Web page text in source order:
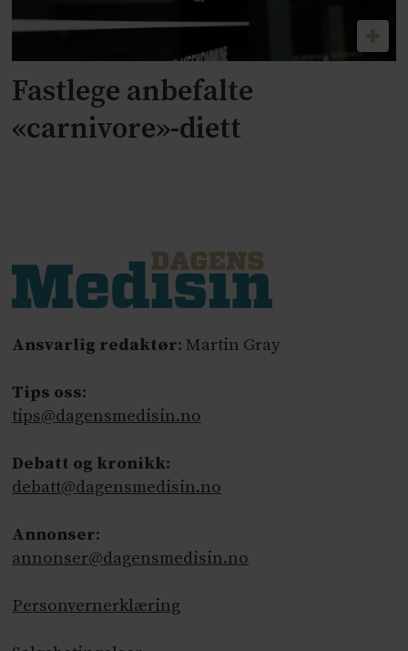
Fastlege anbefalte
«carnivore»-diett
Ansvarlig redaktør: Martin Gray
Tips oss:
tips@dagensmedisin.no
Debatt og kronikk:
debatt@dagensmedisin.no
Annonser:
annonser@dagensmedisin.no
Personvernerklæring